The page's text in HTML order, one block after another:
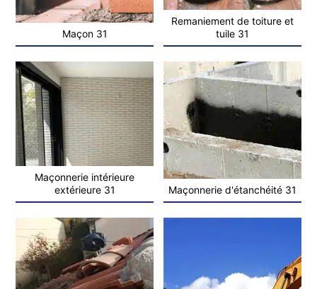
Maçon 31
Remaniement de toiture et
tuile 31
Maçonnerie intérieure
extérieure 31
Maçonnerie d'étanchéité 31